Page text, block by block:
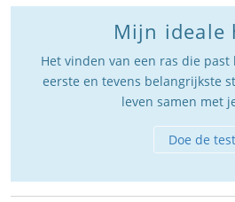
Mijn ideale
Het vinden van een ras die
eerste en tevens belangrijkste
leven samen met
Doe de test